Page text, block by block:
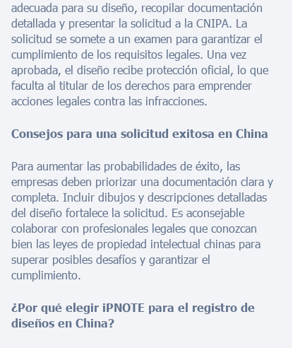
adecuada para su diseño, recopilar documentación
detallada y presentar la solicitud a la CNIPA. La
solicitud se somete a un examen para garantizar el
cumplimiento de los requisitos legales. Una vez
aprobada, el diseño recibe protección oficial, lo que
faculta al titular de los derechos para emprender
acciones legales contra las infracciones.
Consejos para una solicitud exitosa en China
Para aumentar las probabilidades de éxito, las
empresas deben priorizar una documentación clara y
completa. Incluir dibujos y descripciones detalladas
del diseño fortalece la solicitud. Es aconsejable
colaborar con profesionales legales que conozcan
bien las leyes de propiedad intelectual chinas para
superar posibles desafíos y garantizar el
cumplimiento.
¿Por qué elegir iPNOTE para el registro de
diseños en China?